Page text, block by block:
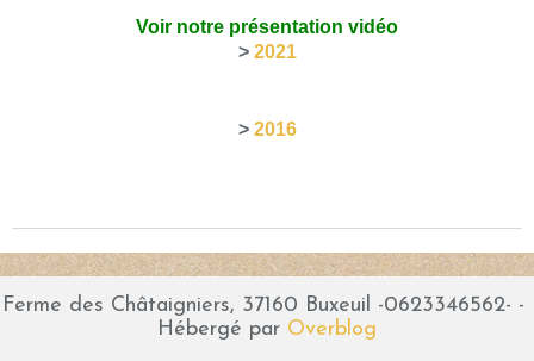
Voir notre présentation vidéo
> 2021
> 2016
Ferme des Châtaigniers, 37160 Buxeuil -0623346562- -
Hébergé par Overblog